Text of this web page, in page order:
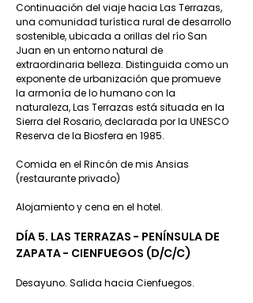
Continuación del viaje hacia Las Terrazas,
una comunidad turística rural de desarrollo
sostenible, ubicada a orillas del río San
Juan en un entorno natural de
extraordinaria belleza. Distinguida como un
exponente de urbanización que promueve
la armonía de lo humano con la
naturaleza, Las Terrazas está situada en la
Sierra del Rosario, declarada por la UNESCO
Reserva de la Biosfera en 1985.
Comida en el Rincón de mis Ansias
(restaurante privado)
Alojamiento y cena en el hotel.
DÍA 5. LAS TERRAZAS - PENÍNSULA DE
ZAPATA - CIENFUEGOS (D/C/C)
Desayuno. Salida hacia Cienfuegos.